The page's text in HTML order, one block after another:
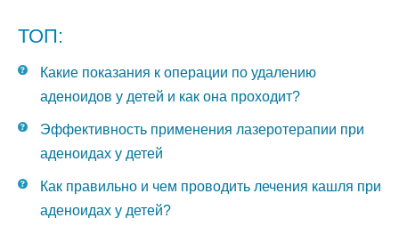
ТОП:
Какие показания к операции по удалению
аденоидов у детей и как она проходит?
Эффективность применения лазеротерапии при
аденоидах у детей
Как правильно и чем проводить лечения кашля при
аденоидах у детей?